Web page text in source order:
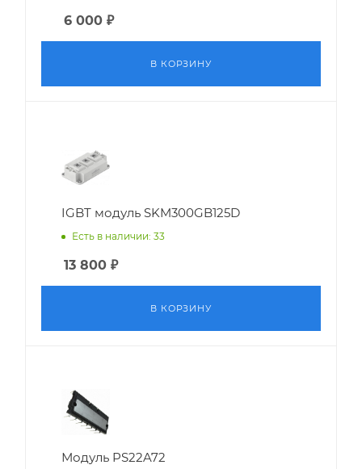
6 000 ₽
В КОРЗИНУ
IGBT модуль SKM300GB125D
Есть в наличии: 33
13 800 ₽
В КОРЗИНУ
Модуль PS22A72